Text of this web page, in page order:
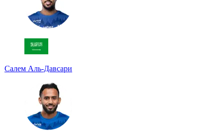
Салем Аль-Давсари